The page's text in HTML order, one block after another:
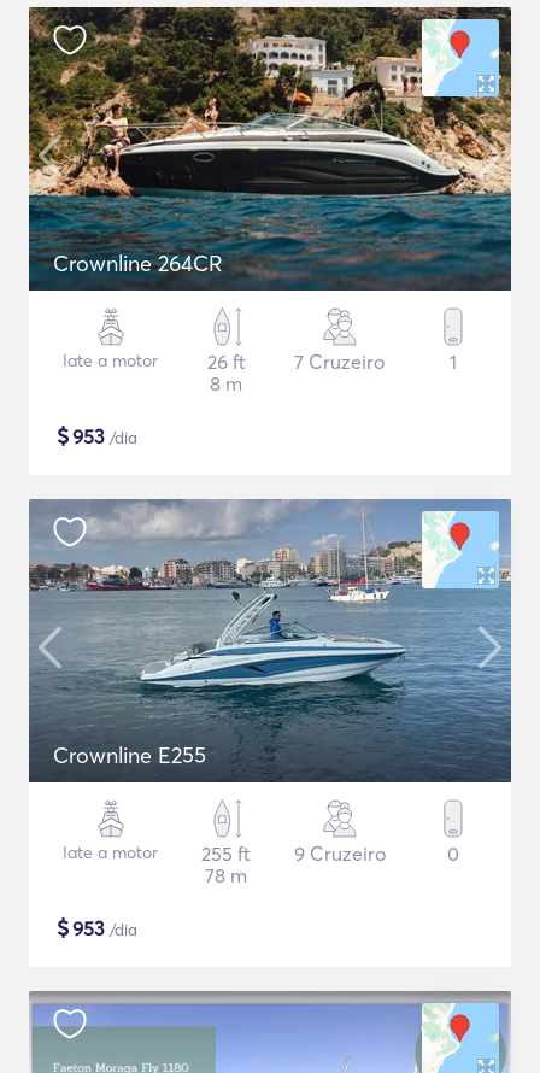
Crownline 264CR
Iate a motor
26 ft
8 m
7 Cruzeiro 1
$953 /dia
Crownline E255
Iate a motor
255 ft
78 m
9 Cruzeiro 0
$953 /dia